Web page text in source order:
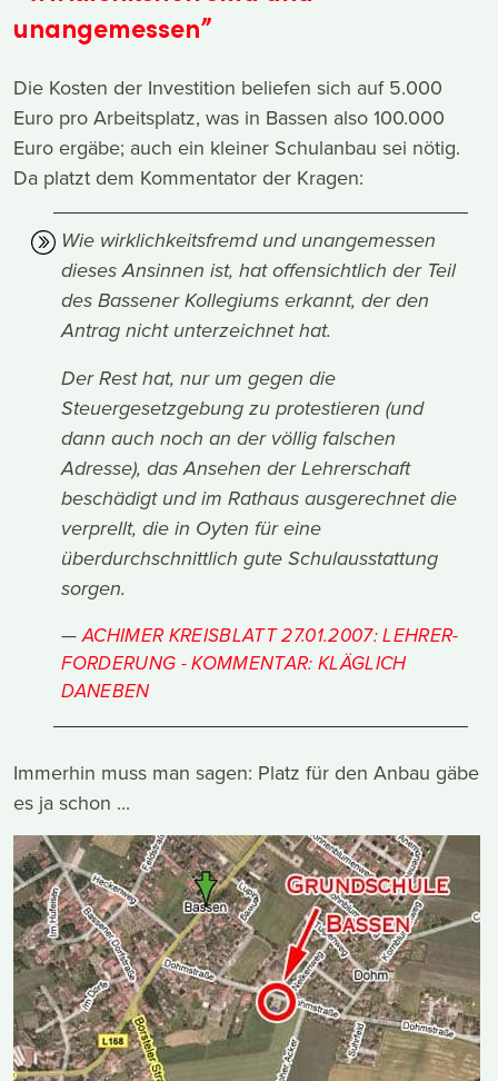
unangemessen”
Die Kosten der Investition beliefen sich auf 5.000
Euro pro Arbeitsplatz, was in Bassen also 100.000
Euro ergäbe; auch ein kleiner Schulanbau sei nötig.
Da platzt dem Kommentator der Kragen:
Wie wirklichkeitsfremd und unangemessen
dieses Ansinnen ist, hat offensichtlich der Teil
des Bassener Kollegiums erkannt, der den
Antrag nicht unterzeichnet hat.
Der Rest hat, nur um gegen die
Steuergesetzgebung zu protestieren (und
dann auch noch an der völlig falschen
Adresse), das Ansehen der Lehrerschaft
beschädigt und im Rathaus ausgerechnet die
verprellt, die in Oyten für eine
überdurchschnittlich gute Schulausstattung
sorgen.
ACHIMER KREISBLATT 27.01.2007: LEHRER-
FORDERUNG - KOMMENTAR: KLÄGLICH
DANEBEN
Immerhin muss man sagen: Platz für den Anbau gäbe
es ja schon ...